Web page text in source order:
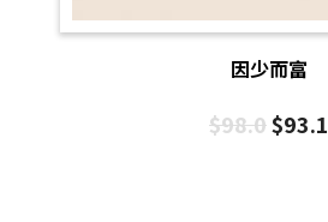
因少而富
$98.0$93.1